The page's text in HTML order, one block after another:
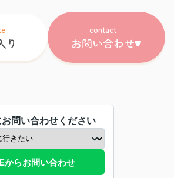
り
contact
お問い合わせ
問い合わせください
からお問い合わせ